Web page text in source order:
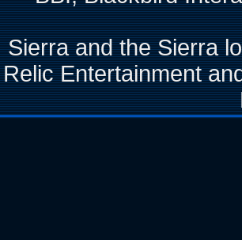
Sierra and the Sierra
Relic Entertainment